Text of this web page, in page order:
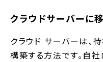
クラウドサーバーに
クラウド サーバーは、
構築する方法です。自